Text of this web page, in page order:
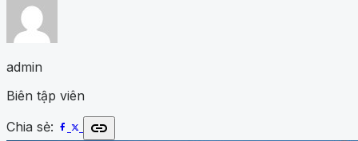
admin
Biên tập viên
Chia sẻ:
link